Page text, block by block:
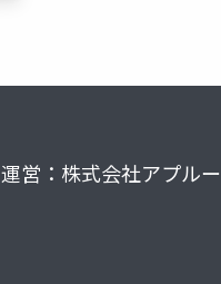
運営：株式会社アプル